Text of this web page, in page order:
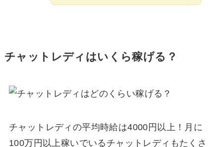
チャットレディはいくら稼げる？
チャットレディの平均時給は4000円以上！月に
100万円以上稼いでいるチャットレディもたくさ